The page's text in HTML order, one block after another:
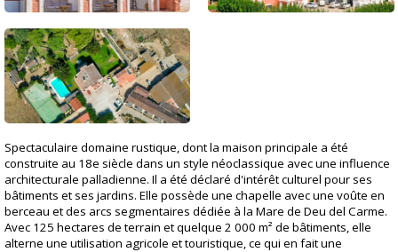
Spectaculaire domaine rustique, dont la maison principale a été
construite au 18e siècle dans un style néoclassique avec une influence
architecturale palladienne. Il a été déclaré d'intérêt culturel pour ses
bâtiments et ses jardins. Elle possède une chapelle avec une voûte en
berceau et des arcs segmentaires dédiée à la Mare de Deu del Carme.
Avec 125 hectares de terrain et quelque 2 000 m² de bâtiments, elle
alterne une utilisation agricole et touristique, ce qui en fait une